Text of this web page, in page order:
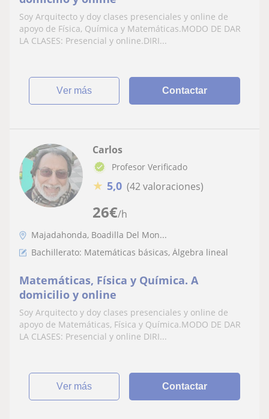
Soy Arquitecto y doy clases presenciales y online de
apoyo de Física, Química y Matemáticas.MODO DE DAR
LA CLASES: Presencial y online.DIRI...
ver más Contactar
26€/h
Carlos
Profesor Verificado
★ 5,0 (42 valoraciones)
Majadahonda, Boadilla Del Mon...
Bachillerato: Matemáticas básicas, Álgebra lineal
Matemáticas, Física y Química. A
domicilio y online
Soy Arquitecto y doy clases presenciales y online de
apoyo de Matemáticas, Física y Química.MODO DE DAR
LA CLASES: Presencial y online DIRI...
ver más Contactar